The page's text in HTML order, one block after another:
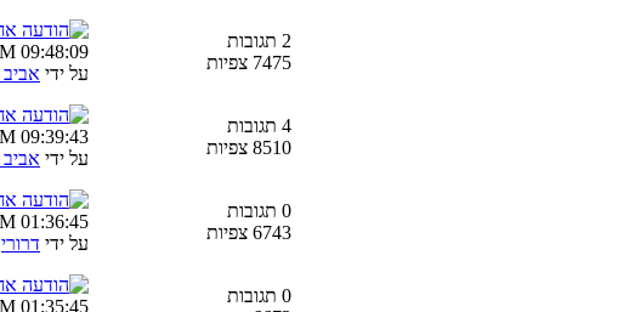
2 תגובות
7475 צפיות
09:48:09 PM
על ידי אביב fening
4 תגובות
8510 צפיות
09:39:43 PM
על ידי אביב fening
0 תגובות
6743 צפיות
01:36:45 AM
על ידי דרורי
0 תגובות
01:35:45 AM